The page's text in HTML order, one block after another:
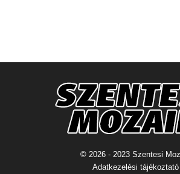
© 2026 - 2023 Szentesi
Adatkezelési tájékoztató